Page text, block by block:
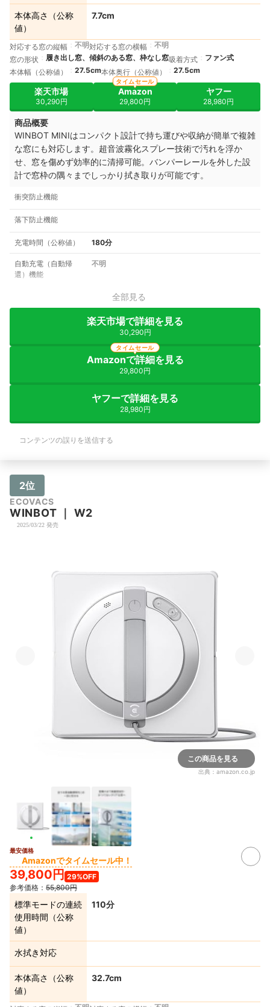
本体高さ（公称
値）
7.7cm
対応する窓の縦幅 不明対応する窓の横幅
不明
窓の形状
履き出し窓、傾斜のある窓、枠なし窓吸着方式
ファン式
本体幅（公称値）
27.5cm本体奥行（公称値） 27.5cm
楽天市場
30,290円
Amazon
29,800円
タイムセール
ヤフー
28,980円
商品概要
WINBOT MINIはコンパクト設計で持ち運びや収納が簡単で複雑
な窓にも対応します。超音波霧化スプレー技術で汚れを浮か
せ、窓を傷めず効率的に清掃可能。バンパーレールを外した設
計で窓枠の隅々までしっかり拭き取りが可能です。
衝突防止機能
落下防止機能
充電時間（公称値） 180分
自動充電（自動帰
還）機能
不明
全部見る
楽天市場で詳細を見る
30,290円
Amazonで詳細を見る
29,800円
タイムセール
ヤフーで詳細を見る
28,980円
コンテンツの誤りを送信する
2位
ECOVACS
WINBOT ｜ W2
2025/03/22 発売
この商品を見る
出典： amazon.co.jp
最安価格
Amazonでタイムセール中！
39,800円 29%OFF
参考価格： 55,800円
標準モードの連続
使用時間（公称
値）
110分
水拭き対応
本体高さ（公称
値）
32.7cm